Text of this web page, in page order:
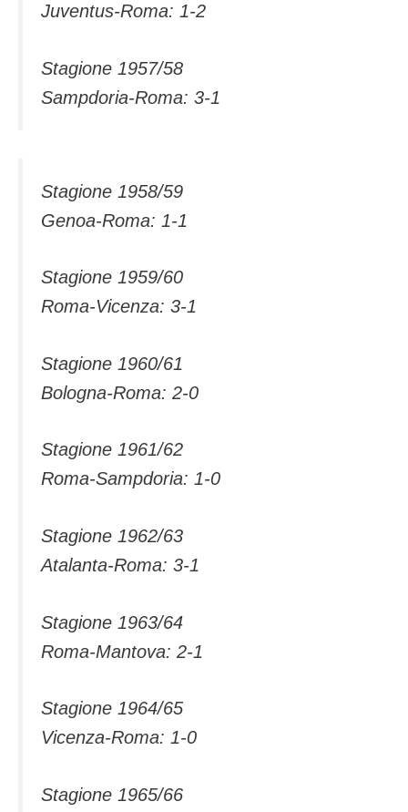
Juventus-Roma: 1-2
Stagione 1957/58
Sampdoria-Roma: 3-1
Stagione 1958/59
Genoa-Roma: 1-1
Stagione 1959/60
Roma-Vicenza: 3-1
Stagione 1960/61
Bologna-Roma: 2-0
Stagione 1961/62
Roma-Sampdoria: 1-0
Stagione 1962/63
Atalanta-Roma: 3-1
Stagione 1963/64
Roma-Mantova: 2-1
Stagione 1964/65
Vicenza-Roma: 1-0
Stagione 1965/66